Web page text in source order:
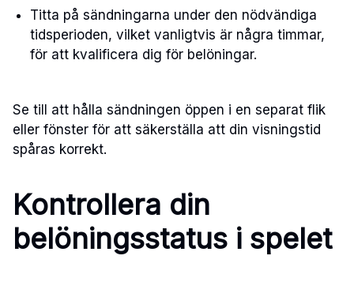
Titta på sändningarna under den nödvändiga
tidsperioden, vilket vanligtvis är några timmar,
för att kvalificera dig för belöningar.
Se till att hålla sändningen öppen i en separat flik
eller fönster för att säkerställa att din visningstid
spåras korrekt.
Kontrollera din
belöningsstatus i spelet